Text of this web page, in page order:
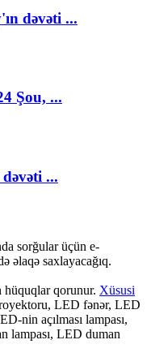
dəvəti ...
Şou, ...
...
sorğular üçün e-
əlaqə saxlayacağıq.
qorunur. Xüsusi
LED fənər, LED
nin açılması lampası,
lampası, LED duman